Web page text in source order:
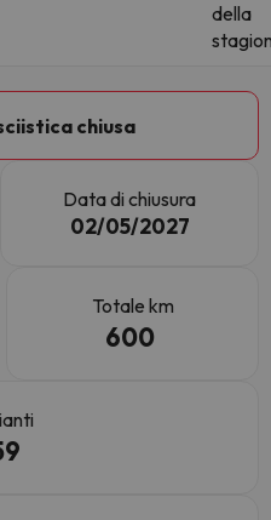
della
chiusa
Data di chiusura
02/05/2027
Totale km
600